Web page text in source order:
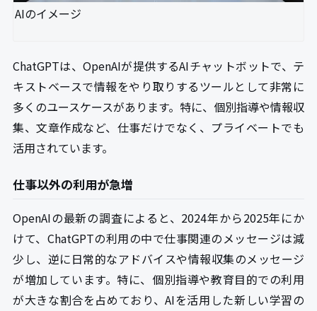
AIのイメージ
ChatGPTは、OpenAIが提供するAIチャットボットで、テ
キストベースで情報をやり取りするツールとして非常に
多くのユースケースがあります。特に、個別指導や情報収
集、文章作成など、仕事だけでなく、プライベートでも
活用されています。
仕事以外の利用が急増
OpenAIの最新の調査によると、2024年から2025年にか
けて、ChatGPTの利用の中で仕事関連のメッセージは減
少し、逆に日常的なアドバイスや情報収集のメッセージ
が増加しています。特に、個別指導や教育目的での利用
が大きな割合を占めており、AIを活用した新しい学習の